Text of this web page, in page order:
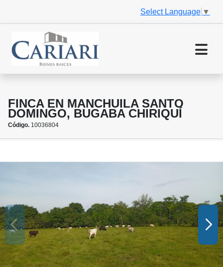
Select Language ▼
FINCA EN MANCHUILA SANTO
DOMINGO, BUGABA CHIRIQUÍ
Código. 10036804